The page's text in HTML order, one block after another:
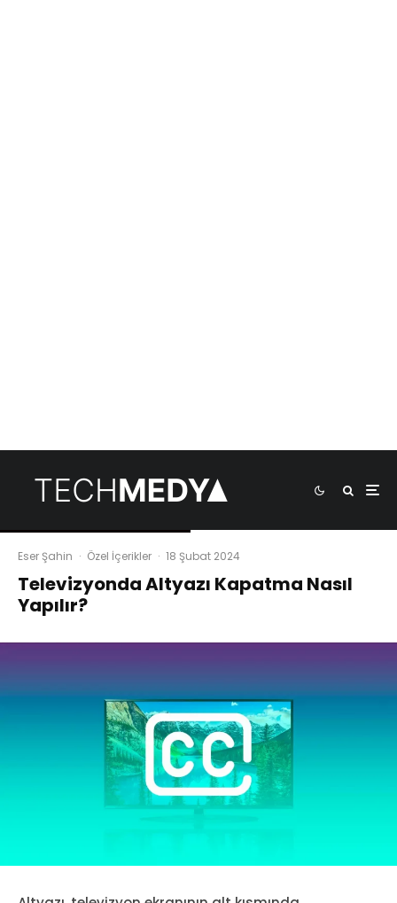
Eser Şahin · Özel İçerikler · 18 Şubat 2024
Televizyonda Altyazı Kapatma Nasıl
Yapılır?